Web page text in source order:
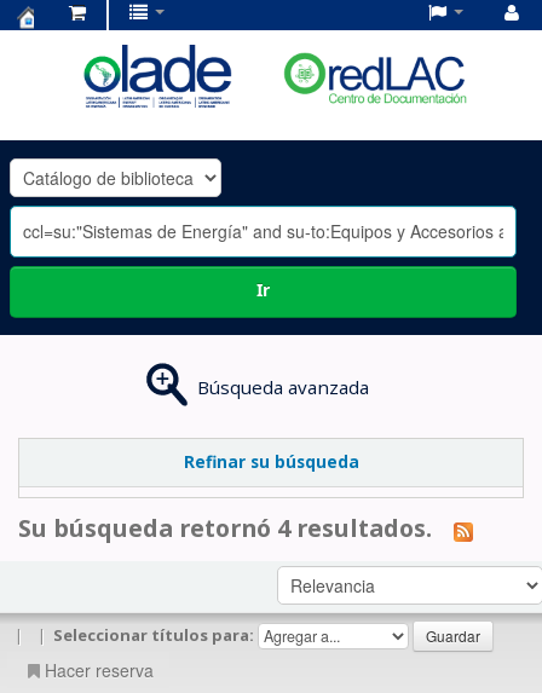
OLADE
-
Ir
Búsqueda avanzada
Refinar su búsqueda
Su búsqueda retornó 4 resultados.
| | Seleccionar títulos para:
Hacer reserva